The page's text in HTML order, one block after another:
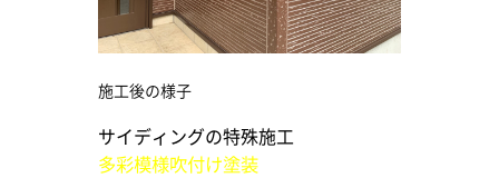
施工後の様子
サイディングの特殊施工
多彩模様吹付け塗装